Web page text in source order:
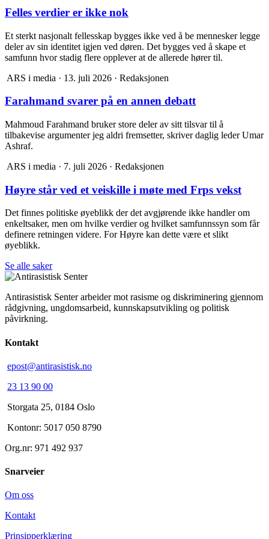
Felles verdier er ikke nok
Et sterkt nasjonalt fellesskap bygges ikke ved å be mennesker legge
deler av sin identitet igjen ved døren. Det bygges ved å skape et
samfunn hvor stadig flere opplever at de allerede hører til.
ARS i media · 13. juli 2026 · Redaksjonen
Farahmand svarer på en annen debatt
Mahmoud Farahmand bruker store deler av sitt tilsvar til å
tilbakevise argumenter jeg aldri fremsetter, skriver daglig leder Umar
Ashraf.
ARS i media · 7. juli 2026 · Redaksjonen
Høyre står ved et veiskille i møte med Frps vekst
Det finnes politiske øyeblikk der det avgjørende ikke handler om
enkeltsaker, men om hvilke verdier og hvilket samfunnssyn som får
definere retningen videre. For Høyre kan dette være et slikt
øyeblikk.
Se alle saker
Antirasistisk Senter arbeider mot rasisme og diskriminering gjennom
rådgivning, ungdomsarbeid, kunnskapsutvikling og politisk
påvirkning.
Kontakt
epost@antirasistisk.no
23 13 90 00
Storgata 25, 0184 Oslo
Kontonr: 5017 050 8790
Org.nr: 971 492 937
Snarveier
Om oss
Kontakt
Prinsipperklæring